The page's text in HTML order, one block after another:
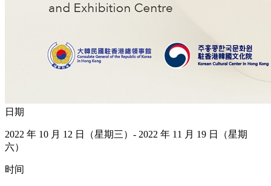
日期
2022 年 10 月 12 日（星期三）- 2022 年 11 月 19 日（星期
六）
时间